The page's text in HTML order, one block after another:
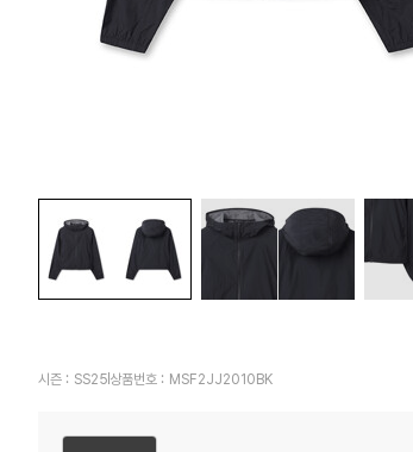
시즌 : SS25 상품번호 : MSF2JJ2010BK